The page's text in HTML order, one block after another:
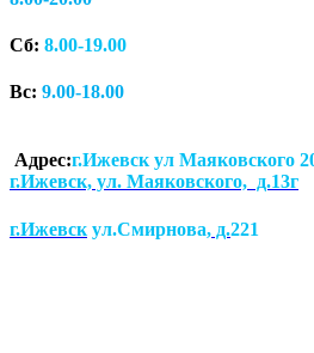
Сб: 8.00-19.00
Вс: 9.00-18.00
Адрес:г.Ижевск ул Маяковского
г.Ижевск, ул. Маяковского, д.13г
г.Ижевск ул.Смирнова, д.221